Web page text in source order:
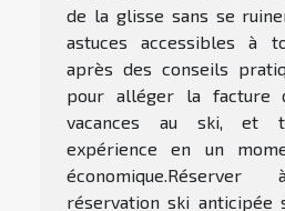
de la glisse sans se
astuces accessibles à
après des conseils
pour alléger la facture
vacances au ski, et
expérience en un
réservation ski anticipée